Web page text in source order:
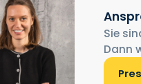
Sie
Dann